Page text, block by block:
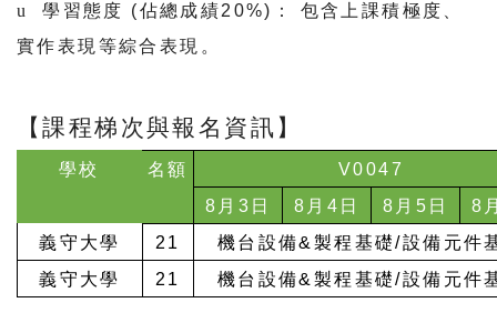
u
學習態度 (佔總成績20%) ： 包含上課積極度、
實作表現等綜合表現。
【課程梯次與報名資訊】
學校 名額
V0047
8 月 3 日 8 月 4 日 8 月 5 日 8
義守大學
21 機台設備& 製程基礎/設備元件
義守大學
21 機台設備& 製程基礎/設備元件